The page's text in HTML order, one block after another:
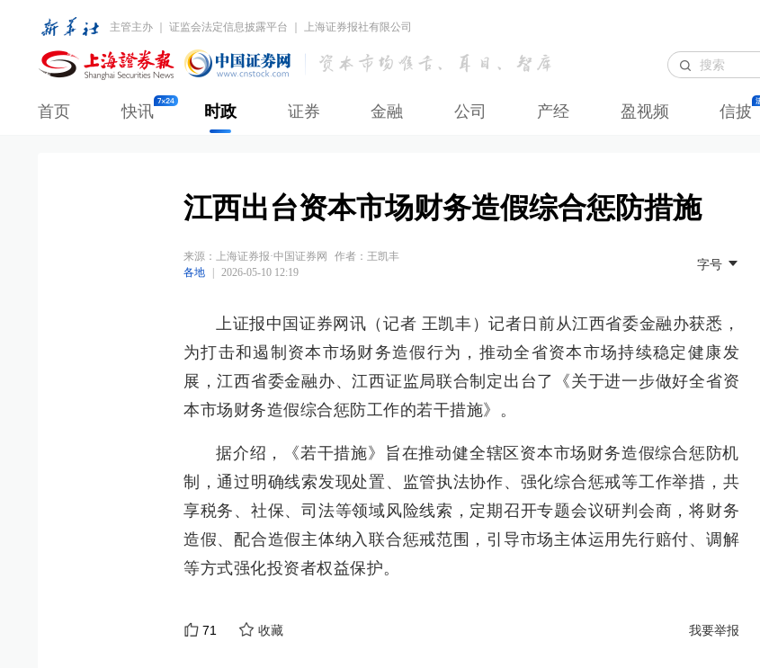
主管主办 ｜ 证监会法定信息披露平台 ｜ 上海证券报社有限公司
首页 快讯 时政 证券 金融 公司 产经 盈视频 信披
江西出台资本市场财务造假综合惩防措施
来源： 上海证券报·中国证券网
作者：王凯丰
各地
2026-05-10 12:19
字号
上证报中国证券网讯（记者 王凯丰）记者日前从江西省委金融办获悉，
为打击和遏制资本市场财务造假行为，推动全省资本市场持续稳定健康发
展，江西省委金融办、江西证监局联合制定出台了《关于进一步做好全省资
本市场财务造假综合惩防工作的若干措施》。
据介绍，《若干措施》旨在推动健全辖区资本市场财务造假综合惩防机
制，通过明确线索发现处置、监管执法协作、强化综合惩戒等工作举措，共
享税务、社保、司法等领域风险线索，定期召开专题会议研判会商，将财务
造假、配合造假主体纳入联合惩戒范围，引导市场主体运用先行赔付、调解
等方式强化投资者权益保护。
71 收藏 我要举报